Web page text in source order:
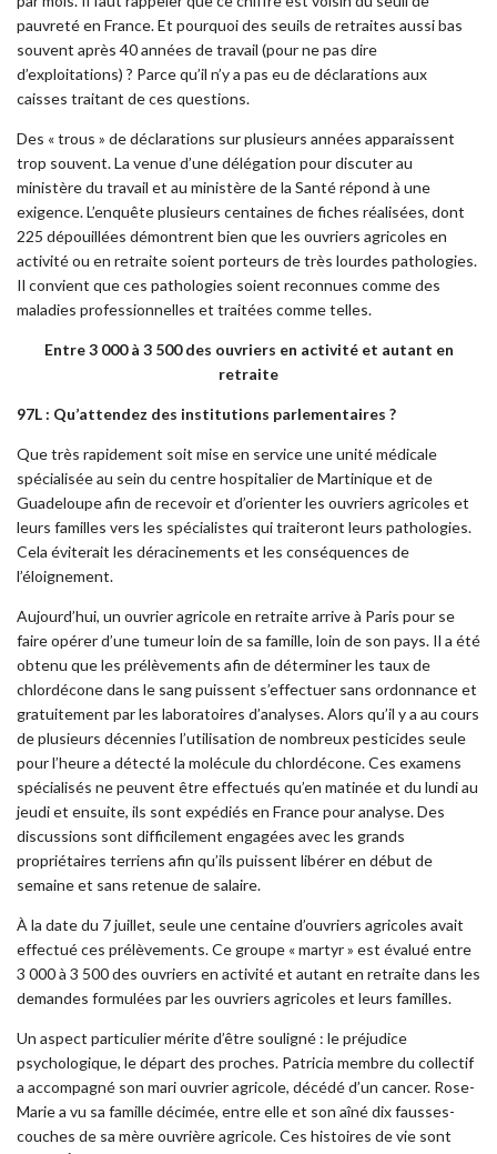
pauvreté en France. Et pourquoi des seuils de retraites aussi bas
souvent après 40 années de travail (pour ne pas dire
d’exploitations) ? Parce qu’il n’y a pas eu de déclarations aux
caisses traitant de ces questions.
Des « trous » de déclarations sur plusieurs années apparaissent
trop souvent. La venue d’une délégation pour discuter au
ministère du travail et au ministère de la Santé répond à une
exigence. L’enquête plusieurs centaines de fiches réalisées, dont
225 dépouillées démontrent bien que les ouvriers agricoles en
activité ou en retraite soient porteurs de très lourdes pathologies.
Il convient que ces pathologies soient reconnues comme des
maladies professionnelles et traitées comme telles.
Entre 3 000 à 3 500 des ouvriers en activité et autant en
retraite
97L : Qu’attendez des institutions parlementaires ?
Que très rapidement soit mise en service une unité médicale
spécialisée au sein du centre hospitalier de Martinique et de
Guadeloupe afin de recevoir et d’orienter les ouvriers agricoles et
leurs familles vers les spécialistes qui traiteront leurs pathologies.
Cela éviterait les déracinements et les conséquences de
l’éloignement.
Aujourd’hui, un ouvrier agricole en retraite arrive à Paris pour se
faire opérer d’une tumeur loin de sa famille, loin de son pays. Il a été
obtenu que les prélèvements afin de déterminer les taux de
chlordécone dans le sang puissent s’effectuer sans ordonnance et
gratuitement par les laboratoires d’analyses. Alors qu’il y a au cours
de plusieurs décennies l’utilisation de nombreux pesticides seule
pour l’heure a détecté la molécule du chlordécone. Ces examens
spécialisés ne peuvent être effectués qu’en matinée et du lundi au
jeudi et ensuite, ils sont expédiés en France pour analyse. Des
discussions sont difficilement engagées avec les grands
propriétaires terriens afin qu’ils puissent libérer en début de
semaine et sans retenue de salaire.
À la date du 7 juillet, seule une centaine d’ouvriers agricoles avait
effectué ces prélèvements. Ce groupe « martyr » est évalué entre
3 000 à 3 500 des ouvriers en activité et autant en retraite dans les
demandes formulées par les ouvriers agricoles et leurs familles.
Un aspect particulier mérite d’être souligné : le préjudice
psychologique, le départ des proches. Patricia membre du collectif
a accompagné son mari ouvrier agricole, décédé d’un cancer. Rose-
Marie a vu sa famille décimée, entre elle et son aîné dix fausses-
couches de sa mère ouvrière agricole. Ces histoires de vie sont